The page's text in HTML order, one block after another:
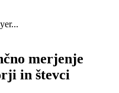
merjenje
in števci